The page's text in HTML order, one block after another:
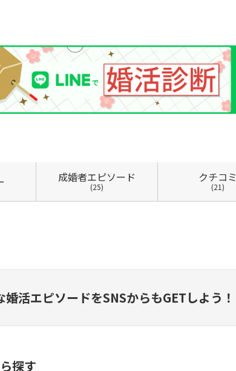
成婚者エピソード
(25)
クチコミ
(21)
婚活エピソードをSNSからもGETしよう！
探す